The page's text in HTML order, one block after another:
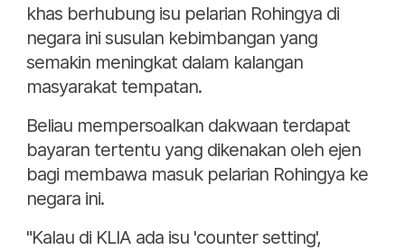
khas berhubung isu pelarian Rohingya di
negara ini susulan kebimbangan yang
semakin meningkat dalam kalangan
masyarakat tempatan.
Beliau mempersoalkan dakwaan terdapat
bayaran tertentu yang dikenakan oleh ejen
bagi membawa masuk pelarian Rohingya ke
negara ini.
"Kalau di KLIA ada isu 'counter setting',